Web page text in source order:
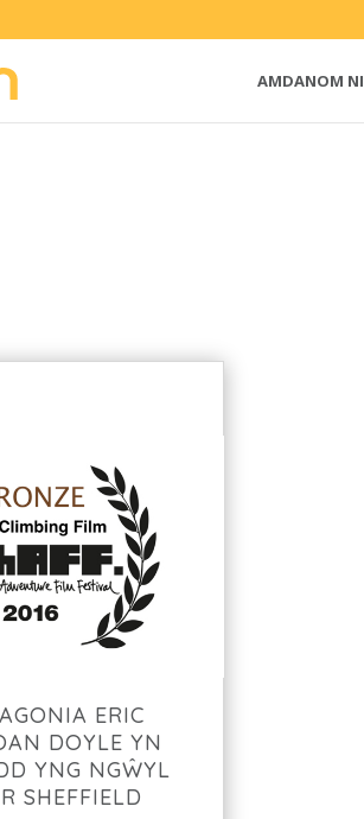
AMDANOM NI
ERIC
DOYLE YN
YNG NGŴYL
SHEFFIELD